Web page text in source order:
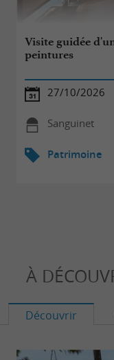
Visite guidée
peintures
27/10/2026
Sanguinet
Patrimoine
À
Découvrir